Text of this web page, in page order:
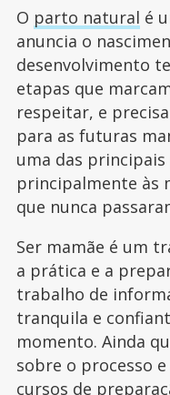
O parto natural é
anuncia o
desenvolvimento
etapas que
respeitar, e
para as futuras
uma das
principalmente às
que nunca
Ser mamãe é um
a prática e a
trabalho de
tranquila e
momento. Ainda
sobre o processo
cursos de